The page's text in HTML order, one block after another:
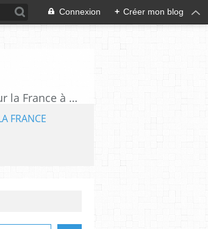
Connexion + Créer mon blog
L'association "Aux Marins" assure le rayonnement du Mémorial National des Marins Morts pour la France à Plougonvelin (29).
FRANCE